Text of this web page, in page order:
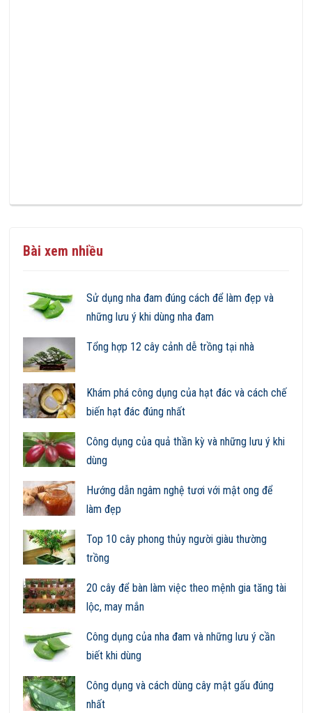
Bài xem nhiều
Sử dụng nha đam đúng cách để làm đẹp và
những lưu ý khi dùng nha đam
Tổng hợp 12 cây cảnh dễ trồng tại nhà
Khám phá công dụng của hạt đác và cách chế
biến hạt đác đúng nhất
Công dụng của quả thần kỳ và những lưu ý khi
dùng
Hướng dẫn ngâm nghệ tươi với mật ong để
làm đẹp
Top 10 cây phong thủy người giàu thường
trồng
20 cây để bàn làm việc theo mệnh gia tăng tài
lộc, may mắn
Công dụng của nha đam và những lưu ý cần
biết khi dùng
Công dụng và cách dùng cây mật gấu đúng
nhất